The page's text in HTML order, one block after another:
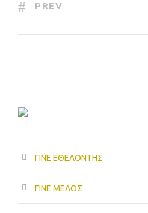
PREV
ΓΙΝΕ ΕΘΕΛΟΝΤΗΣ
ΓΙΝΕ ΜΕΛΟΣ